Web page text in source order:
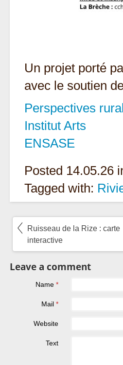
Un projet porté
avec le soutien
Perspectives
Institut Arts
ENSASE
Posted 14.05.26
Tagged with:
Ruisseau de la Rize : carte
interactive
Leave a comment
Name *
Mail *
Website
Text